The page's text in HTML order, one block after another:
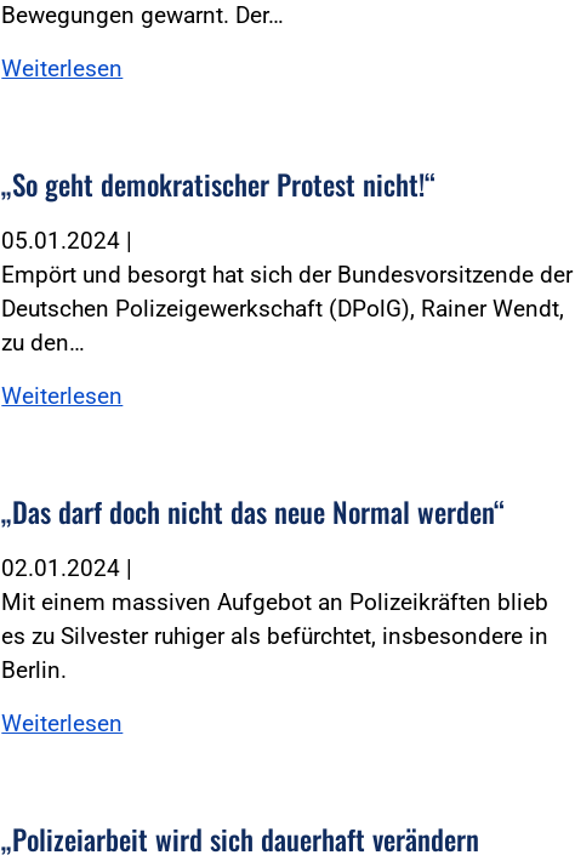
Bewegungen gewarnt. Der…
Weiterlesen
„So geht demokratischer Protest nicht!“
05.01.2024 |
Empört und besorgt hat sich der Bundesvorsitzende der
Deutschen Polizeigewerkschaft (DPolG), Rainer Wendt,
zu den…
Weiterlesen
„Das darf doch nicht das neue Normal werden“
02.01.2024 |
Mit einem massiven Aufgebot an Polizeikräften blieb
es zu Silvester ruhiger als befürchtet, insbesondere in
Berlin.
Weiterlesen
„Polizeiarbeit wird sich dauerhaft verändern